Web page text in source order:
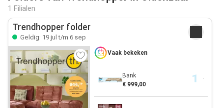
1 Filialen
Trendhopper folder
Geldig: 19 jul t/m 6 sep
Vaak bekeken
Bank
€ 999,00